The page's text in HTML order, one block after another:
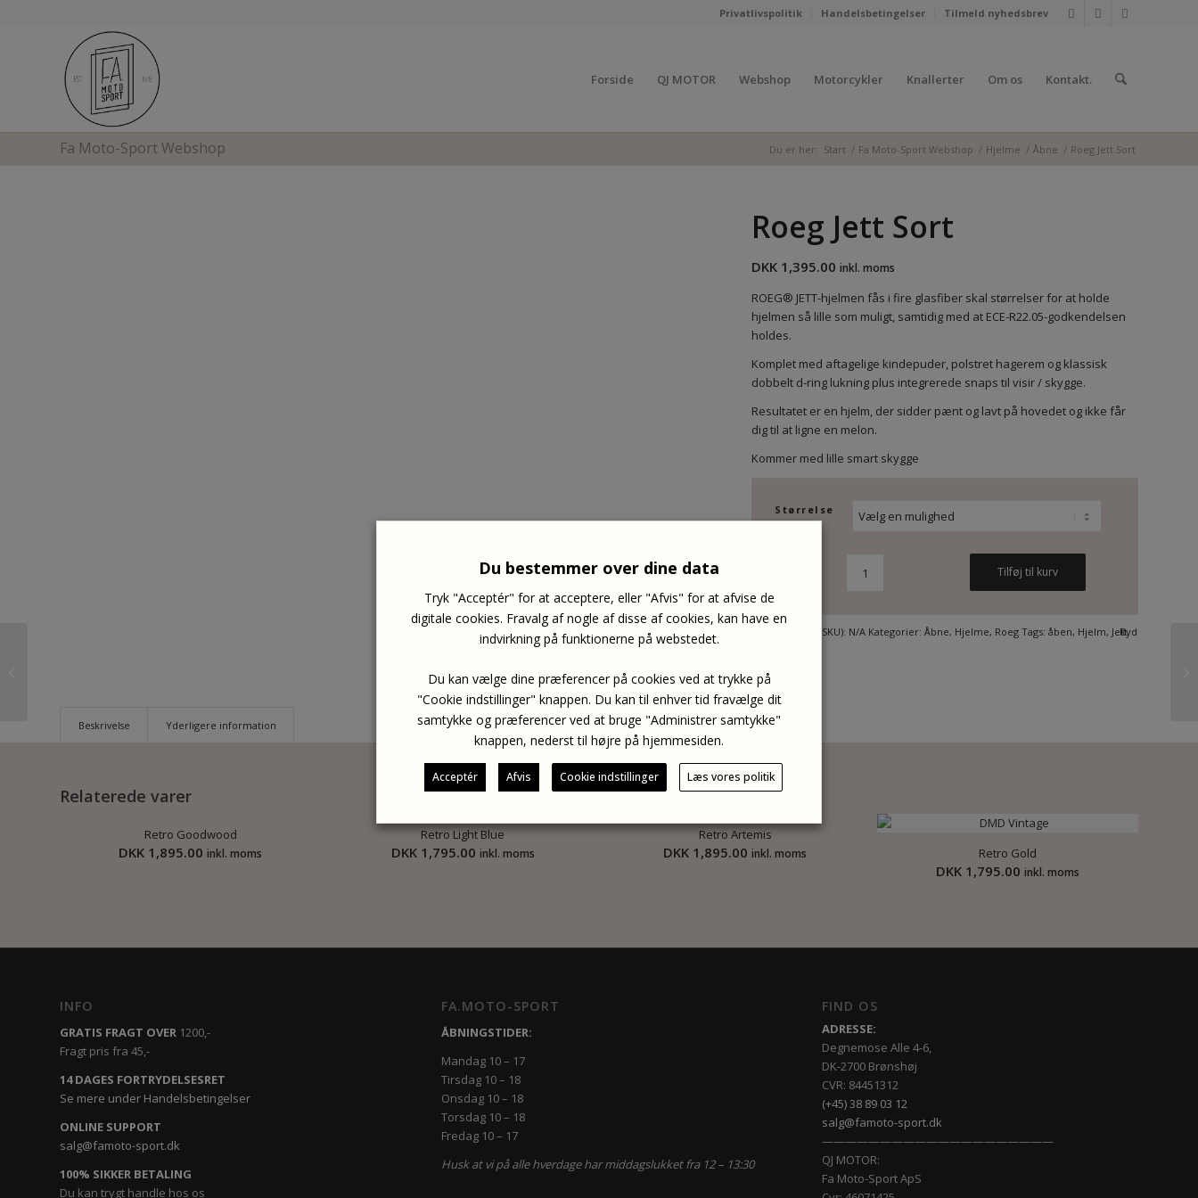
Privatlivspolitik Handelsbetingelser Tilmeld nyhedsbrev
Forside QJ MOTOR Webshop Motorcykler Knallerter Om os Kontakt.
Fa Moto-Sport Webshop Du er her: Start / Fa Moto-Sport Webshop / Hjelme / Åbne / Roeg Jett Sort
Roeg Jett Sort
DKK 1,395.00 inkl. moms
ROEG® JETT-hjelmen fås i fire glasfiber skal størrelser for at holde
hjelmen så lille som muligt, samtidig med at ECE-R22.05-godkendelsen
holdes.
Komplet med aftagelige kindepuder, polstret hagerem og klassisk
dobbelt d-ring lukning plus integrerede snaps til visir / skygge.
Resultatet er en hjelm, der sidder pænt og lavt på hovedet og ikke får
dig til at ligne en melon.
Kommer med lille smart skygge
Størrelse
Ryd
Tilføj til kurv
Varenummer (SKU): N/A Kategorier: Åbne, Hjelme, Roeg Tags: åben, Hjelm, Jett
Beskrivelse Yderligere information
Relaterede varer
Retro Goodwood
DKK 1,895.00 inkl. moms
Retro Light Blue
DKK 1,795.00 inkl. moms
Retro Artemis
DKK 1,895.00 inkl. moms Retro Gold
DKK 1,795.00 inkl. moms
INFO
GRATIS FRAGT OVER 1200,-
Fragt pris fra 45,-
14 DAGES FORTRYDELSESRET
Se mere under Handelsbetingelser
ONLINE SUPPORT
salg@famoto-sport.dk
100% SIKKER BETALING
Du kan trygt handle hos os
FA.MOTO-SPORT
ÅBNINGSTIDER:
Mandag 10 – 17
Tirsdag 10 – 18
Onsdag 10 – 18
Torsdag 10 – 18
Fredag 10 – 17
Husk at vi på alle hverdage har middagslukket fra 12 – 13:30
FIND OS
ADRESSE:
Degnemose Alle 4-6,
DK-2700 Brønshøj
CVR: 84451312
(+45) 38 89 03 12
salg@famoto-sport.dk
————————————————————
QJ MOTOR:
Fa Moto-Sport ApS
Du bestemmer over dine data
Tryk "Acceptér" for at acceptere, eller "Afvis" for at afvise de
digitale cookies. Fravalg af nogle af disse af cookies, kan have en
indvirkning på funktionerne på webstedet.
Du kan vælge dine præferencer på cookies ved at trykke på
"Cookie indstillinger" knappen. Du kan til enhver tid fravælge dit
samtykke og præferencer ved at bruge "Administrer samtykke"
knappen, nederst til højre på hjemmesiden.
Acceptér Afvis Cookie indstillinger Læs vores politik